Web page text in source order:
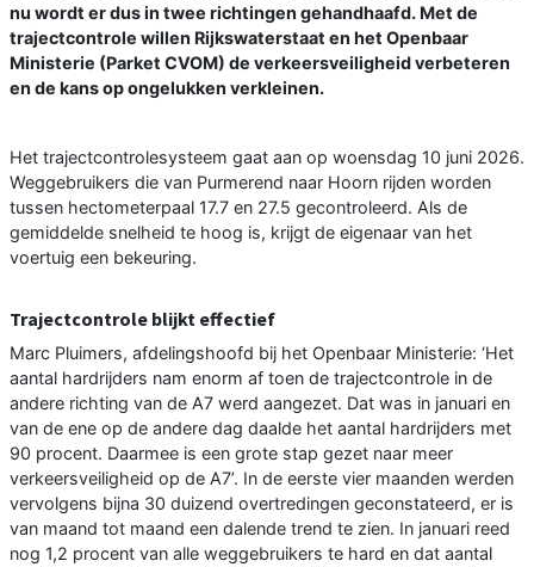
nu wordt er dus in twee richtingen gehandhaafd. Met de
trajectcontrole willen Rijkswaterstaat en het Openbaar
Ministerie (Parket CVOM) de verkeersveiligheid verbeteren
en de kans op ongelukken verkleinen.
Het trajectcontrolesysteem gaat aan op woensdag 10 juni 2026.
Weggebruikers die van Purmerend naar Hoorn rijden worden
tussen hectometerpaal 17.7 en 27.5 gecontroleerd. Als de
gemiddelde snelheid te hoog is, krijgt de eigenaar van het
voertuig een bekeuring.
Trajectcontrole blijkt effectief
Marc Pluimers, afdelingshoofd bij het Openbaar Ministerie: ‘Het
aantal hardrijders nam enorm af toen de trajectcontrole in de
andere richting van de A7 werd aangezet. Dat was in januari en
van de ene op de andere dag daalde het aantal hardrijders met
90 procent. Daarmee is een grote stap gezet naar meer
verkeersveiligheid op de A7’. In de eerste vier maanden werden
vervolgens bijna 30 duizend overtredingen geconstateerd, er is
van maand tot maand een dalende trend te zien. In januari reed
nog 1,2 procent van alle weggebruikers te hard en dat aantal